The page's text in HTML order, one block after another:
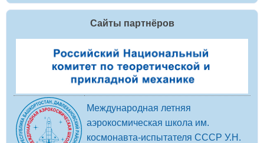
Сайты партнёров
Международная летняя
аэрокосмическая школа им.
космонавта-испытателя СССР У.Н.